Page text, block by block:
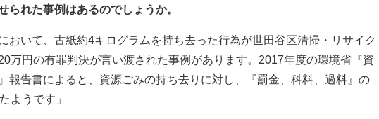
られた事例はあるのでしょうか。
おいて、古紙約4キログラムを持ち去った行為が世田谷区清掃・リサイク
万円の有罪判決が言い渡された事例があります。2017年度の環境省『資
報告書によると、資源ごみの持ち去りに対し、『罰金、科料、過料』の
ようです」